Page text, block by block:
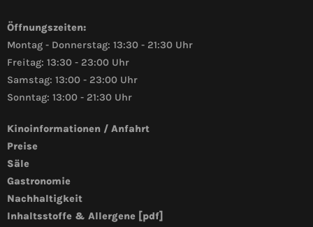
Öffnungszeiten:
Montag - Donnerstag: 13:30 - 21:30 Uhr
Freitag: 13:30 - 23:00 Uhr
Samstag: 13:00 - 23:00 Uhr
Sonntag: 13:00 - 21:30 Uhr
Kinoinformationen / Anfahrt
Preise
Säle
Gastronomie
Nachhaltigkeit
Inhaltsstoffe & Allergene [pdf]